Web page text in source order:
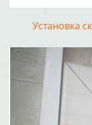
Установка